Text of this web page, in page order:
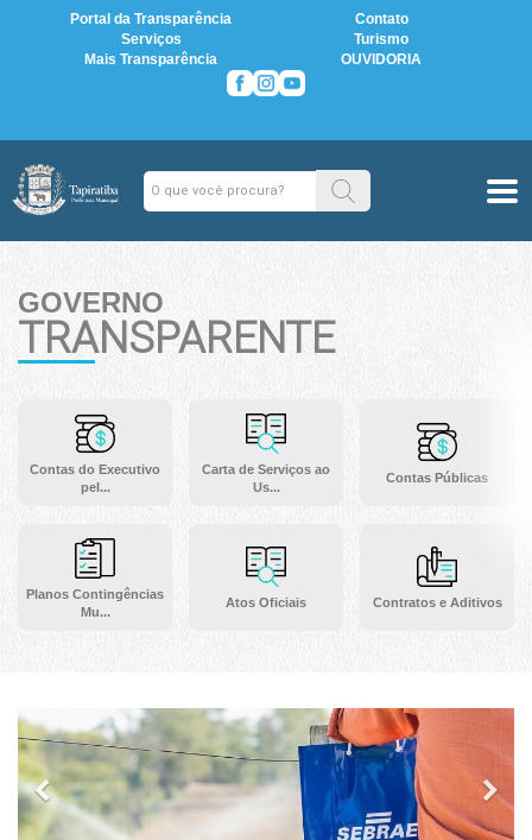
Portal da Transparência
Contato
Serviços
Turismo
Mais Transparência
OUVIDORIA
GOVERNO
TRANSPARENTE
Contas do Executivo
pel...
Planos Contingências
Mu...
Carta de Serviços ao
Us...
Atos Oficiais
Contas Públicas
Contratos e Aditivos
Previous